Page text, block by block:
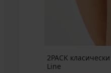
2PACK
Line